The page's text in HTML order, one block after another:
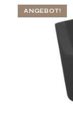
ANGEBOT!